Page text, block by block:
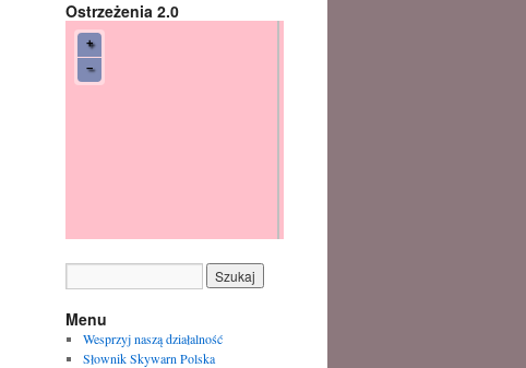
Ostrzeżenia 2.0
Menu
Wesprzyj naszą działalność
Słownik Skywarn Polska